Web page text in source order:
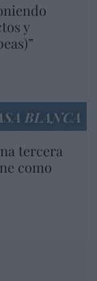
y
BLANCA
tercera
como